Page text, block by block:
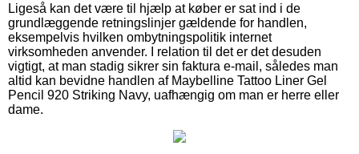
Ligeså kan det være til hjælp at køber er sat ind i de
grundlæggende retningslinjer gældende for handlen,
eksempelvis hvilken ombytningspolitik internet
virksomheden anvender. I relation til det er det desuden
vigtigt, at man stadig sikrer sin faktura e-mail, således man
altid kan bevidne handlen af Maybelline Tattoo Liner Gel
Pencil 920 Striking Navy, uafhængig om man er herre eller
dame.